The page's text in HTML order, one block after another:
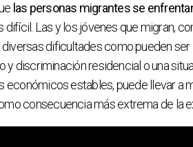
las personas migrantes se
difícil. Las y los jóvenes que migran,
dificultades como pueden
y discriminación residencial o una
económicos estables, puede llevar a
consecuencia más extrema de la